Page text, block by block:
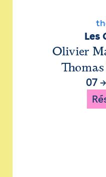
Les
Olivier
07→